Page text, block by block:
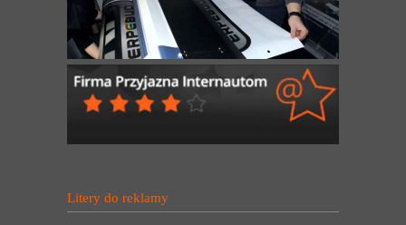
Litery do reklamy